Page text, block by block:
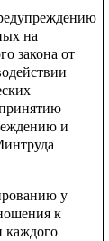
на
закона от
и
у
к
каждого